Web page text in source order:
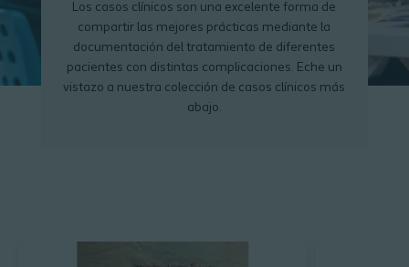
Los casos clínicos son una excelente forma de
compartir las mejores prácticas mediante la
documentación del tratamiento de diferentes
pacientes con distintas complicaciones. Eche un
vistazo a nuestra colección de casos clínicos más
abajo.